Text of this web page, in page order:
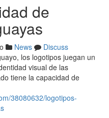
de
News
Discuss
los logotipos juegan un
visual de las
tiene la capacidad de
38080632/logotipos-